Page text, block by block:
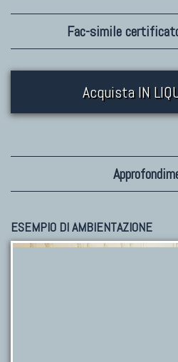
Fac-simile
Acquista IN
ESEMPIO DI AMBIENTAZIONE